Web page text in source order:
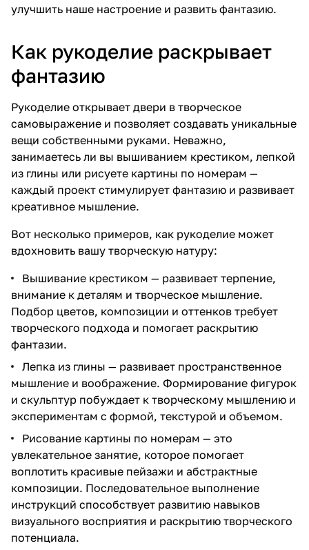
улучшить наше настроение и развить фантазию.
Как рукоделие раскрывает
фантазию
Рукоделие открывает двери в творческое
самовыражение и позволяет создавать уникальные
вещи собственными руками. Неважно,
занимаетесь ли вы вышиванием крестиком, лепкой
из глины или рисуете картины по номерам —
каждый проект стимулирует фантазию и развивает
креативное мышление.
Вот несколько примеров, как рукоделие может
вдохновить вашу творческую натуру:
Вышивание крестиком — развивает терпение,
внимание к деталям и творческое мышление.
Подбор цветов, композиции и оттенков требует
творческого подхода и помогает раскрытию
фантазии.
Лепка из глины — развивает пространственное
мышление и воображение. Формирование фигурок
и скульптур побуждает к творческому мышлению и
экспериментам с формой, текстурой и объемом.
Рисование картины по номерам — это
увлекательное занятие, которое помогает
воплотить красивые пейзажи и абстрактные
композиции. Последовательное выполнение
инструкций способствует развитию навыков
визуального восприятия и раскрытию творческого
потенциала.